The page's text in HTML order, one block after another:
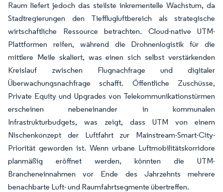
Raum liefert jedoch das steilste inkrementelle Wachstum, da
Stadtregierungen den Tiefflugluftbereich als strategische
wirtschaftliche Ressource betrachten. Cloud-native UTM-
Plattformen reifen, während die Drohnenlogistik für die
mittlere Meile skaliert, was einen sich selbst verstärkenden
Kreislauf zwischen Flugnachfrage und digitaler
Überwachungsnachfrage schafft. Öffentliche Zuschüsse,
Private Equity und Upgrades von Telekommunikationstürmen
erscheinen nebeneinander in kommunalen
Infrastrukturbudgets, was zeigt, dass UTM von einem
Nischenkonzept der Luftfahrt zur Mainstream-Smart-City-
Priorität geworden ist. Wenn urbane Luftmobilitätskorridore
planmäßig eröffnet werden, könnten die UTM-
Brancheneinnahmen vor Ende des Jahrzehnts mehrere
benachbarte Luft- und Raumfahrtsegmente übertreffen.